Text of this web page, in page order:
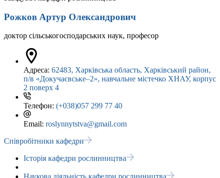
Рожков Артур Олександрович
доктор сільськогосподарських наук, професор
Адреса: 62483, Харківська область, Харківський район,
п/в «Докучаєвське–2», навчальне містечко ХНАУ, корпус
2 поверх 4
Телефон: (+038)057 299 77 40
Email: roslynnytstva@gmail.com
Співробітники кафедри
Історія кафедри рослинництва